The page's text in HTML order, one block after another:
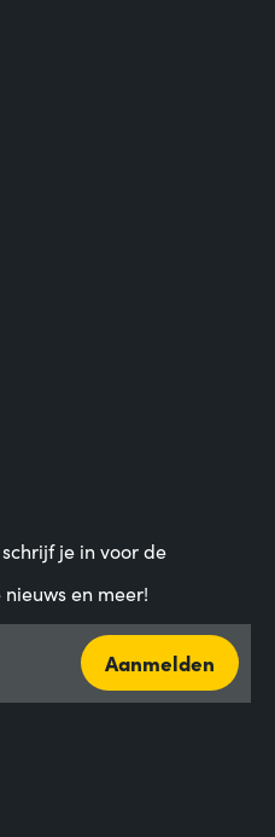
je in voor de
en meer!
Aanmelden